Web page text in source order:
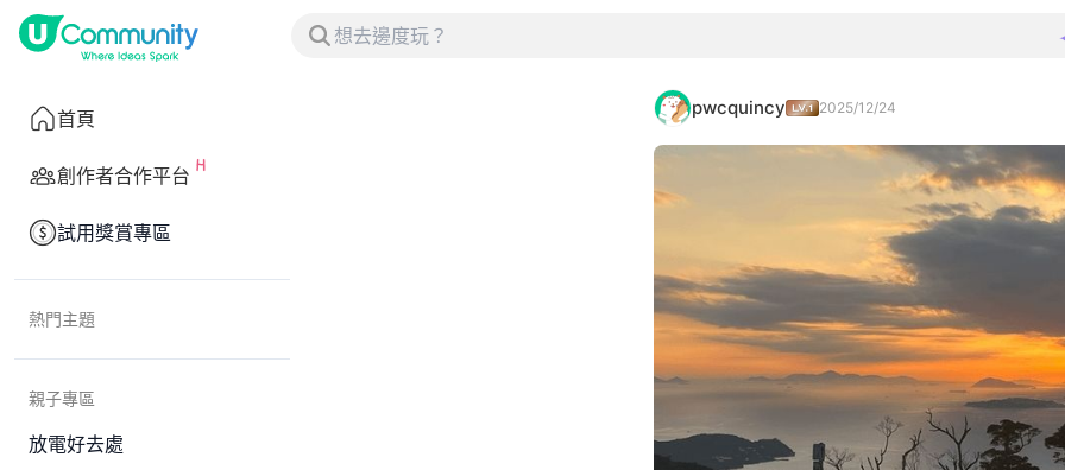
首頁
創作者合作平台
試用獎賞專區
熱門主題
親子專區
放電好去處
pwcquincy 2025/12/24